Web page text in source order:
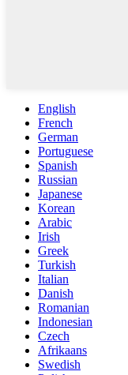
English
French
German
Portuguese
Spanish
Russian
Japanese
Korean
Arabic
Irish
Greek
Turkish
Italian
Danish
Romanian
Indonesian
Czech
Afrikaans
Swedish